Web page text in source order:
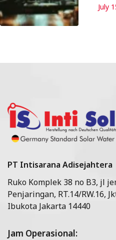
July
PT Intisarana Adisejahtera
Ruko Komplek 38 no B3, jl
Penjaringan, RT.14/RW.16,
Ibukota Jakarta 14440
Jam Operasional: